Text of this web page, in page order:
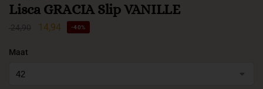
Lisca GRACIA Slip VANILLE
24,90 14,94 -40%
Maat